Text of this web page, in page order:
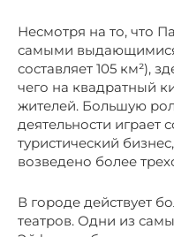
Несмотря на то, что
самыми
составляет 105 км²),
чего на квадратный
жителей. Большую
деятельности играет
туристический
возведено более
В городе действует
театров. Одни из